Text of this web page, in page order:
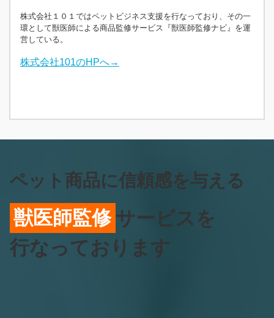
株式会社１０１ではペットビジネス支援を行なっており、その一
環として獣医師による商品監修サービス『獣医師監修ナビ』を運
営している。
株式会社101のHPへ→
ペット商品に信頼感を与える
獣医師監修 サービスを
行なっております